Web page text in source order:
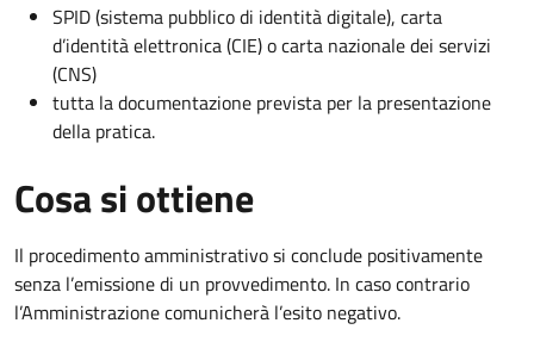
SPID (sistema pubblico di identità digitale), carta
d’identità elettronica (CIE) o carta nazionale dei servizi
(CNS)
tutta la documentazione prevista per la presentazione
della pratica.
Cosa si ottiene
Il procedimento amministrativo si conclude positivamente
senza l’emissione di un provvedimento. In caso contrario
l’Amministrazione comunicherà l’esito negativo.